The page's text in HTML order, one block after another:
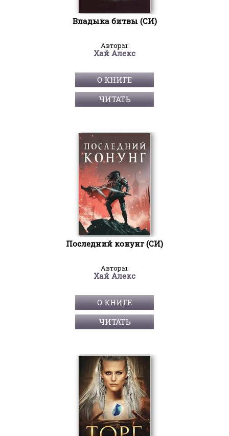
Владыка битвы (СИ)
Авторы:
Хай Алекс
О КНИГЕ
ЧИТАТЬ
Последний конунг (СИ)
Авторы:
Хай Алекс
О КНИГЕ
ЧИТАТЬ